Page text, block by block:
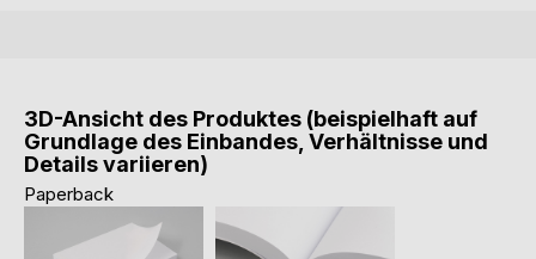
3D-Ansicht des Produktes (beispielhaft auf
Grundlage des Einbandes, Verhältnisse und
Details variieren)
Paperback